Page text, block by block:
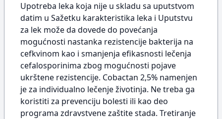
Upotreba leka koja nije u skladu sa uputstvom
datim u Sažetku karakteristika leka i Uputstvu
za lek može da dovede do povećanja
mogućnosti nastanka rezistencije bakterija na
cefkvinom kao i smanjenja efikasnosti lečenja
cefalosporinima zbog mogućnosti pojave
ukrštene rezistencije. Cobactan 2,5% namenjen
je za individualno lečenje životinja. Ne treba ga
koristiti za prevenciju bolesti ili kao deo
programa zdravstvene zaštite stada. Tretiranje